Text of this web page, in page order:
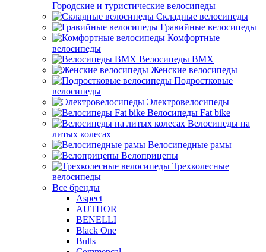
Городские и туристические велосипеды
Складные велосипеды
Гравийные велосипеды
Комфортные
велосипеды
Велосипеды BMX
Женские велосипеды
Подростковые
велосипеды
Электровелосипеды
Велосипеды Fat bike
Велосипеды на
литых колесах
Велосипедные рамы
Велоприцепы
Трехколесные
велосипеды
Все бренды
Aspect
AUTHOR
BENELLI
Black One
Bulls